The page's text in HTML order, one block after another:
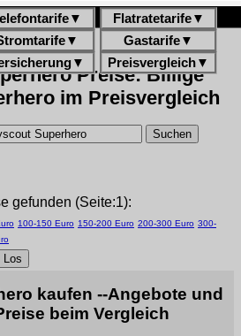
▼ Flatratetarife▼
▼ Gastarife▼
▼ Preisvergleich▼
Preise: Billige
im Preisvergleich
gefunden (Seite:1):
100-150 Euro 150-200 Euro 200-300 Euro 300-
kaufen --Angebote und
beim Vergleich